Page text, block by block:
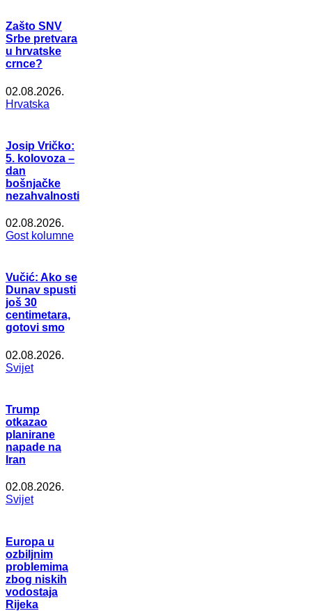
Zašto SNV
Srbe pretvara
u hrvatske
crnce?
02.08.2026.
Hrvatska
Josip Vričko:
5. kolovoza –
dan
bošnjačke
nezahvalnosti
02.08.2026.
Gost kolumne
Vučić: Ako se
Dunav spusti
još 30
centimetara,
gotovi smo
02.08.2026.
Svijet
Trump
otkazao
planirane
napade na
Iran
02.08.2026.
Svijet
Europa u
ozbiljnim
problemima
zbog niskih
vodostaja
Rijeka